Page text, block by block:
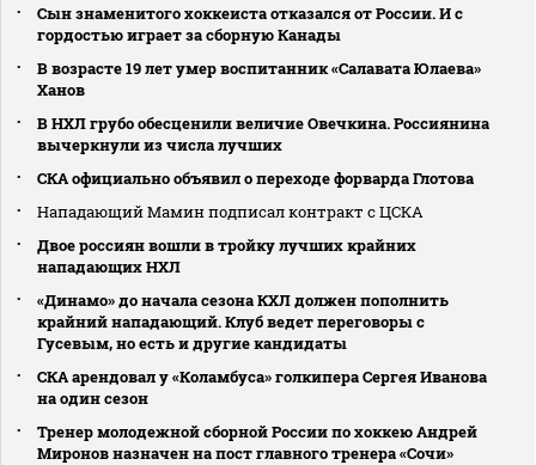
Сын знаменитого хоккеиста отказался от России. И с
гордостью играет за сборную Канады
В возрасте 19 лет умер воспитанник «Салавата Юлаева»
Ханов
В НХЛ грубо обесценили величие Овечкина. Россиянина
вычеркнули из числа лучших
СКА официально объявил о переходе форварда Глотова
Нападающий Мамин подписал контракт с ЦСКА
Двое россиян вошли в тройку лучших крайних
нападающих НХЛ
«Динамо» до начала сезона КХЛ должен пополнить
крайний нападающий. Клуб ведет переговоры с
Гусевым, но есть и другие кандидаты
СКА арендовал у «Коламбуса» голкипера Сергея Иванова
на один сезон
Тренер молодежной сборной России по хоккею Андрей
Миронов назначен на пост главного тренера «Сочи»